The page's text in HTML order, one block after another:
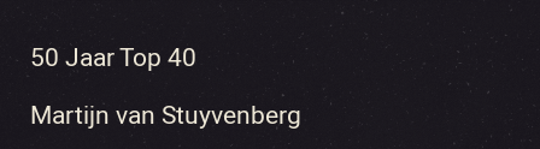
50 Jaar Top 40
Martijn van Stuyvenberg